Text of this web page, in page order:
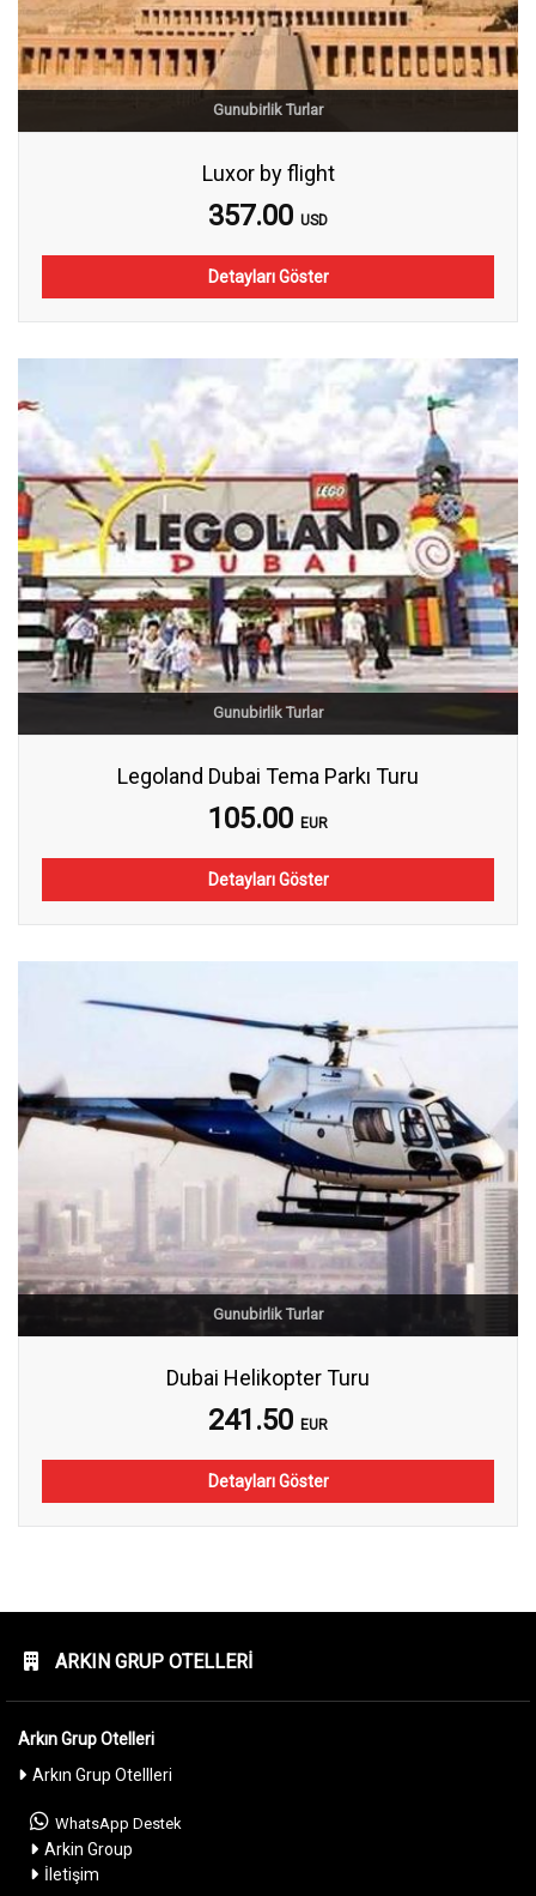
Gunubirlik Turlar
Luxor by flight
357.00 USD
Detayları Göster
Gunubirlik Turlar
Legoland Dubai Tema Parkı Turu
105.00 EUR
Detayları Göster
Gunubirlik Turlar
Dubai Helikopter Turu
241.50 EUR
Detayları Göster
ARKIN GRUP OTELLERI
Arkın Grup Otelleri
Arkın Grup Otellleri
WhatsApp Destek
Arkin Group
İletişim